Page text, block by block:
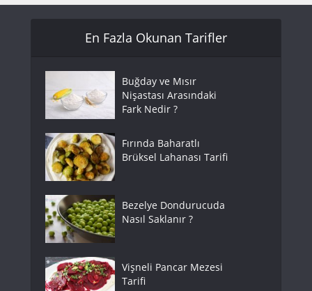
En Fazla Okunan Tarifler
Buğday ve Mısır
Nişastası Arasındaki
Fark Nedir ?
Fırında Baharatlı
Brüksel Lahanası Tarifi
Bezelye Dondurucuda
Nasıl Saklanır ?
Vişneli Pancar Mezesi
Tarifi